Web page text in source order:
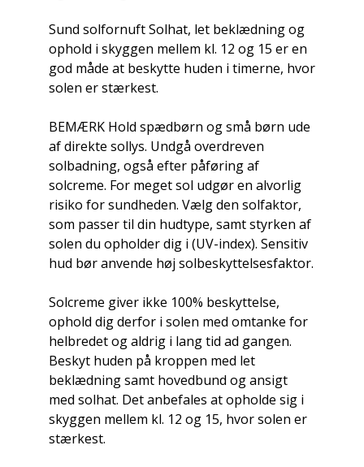
Sund solfornuft Solhat, let beklædning og
ophold i skyggen mellem kl. 12 og 15 er en
god måde at beskytte huden i timerne, hvor
solen er stærkest.
BEMÆRK Hold spædbørn og små børn ude
af direkte sollys. Undgå overdreven
solbadning, også efter påføring af
solcreme. For meget sol udgør en alvorlig
risiko for sundheden. Vælg den solfaktor,
som passer til din hudtype, samt styrken af
solen du opholder dig i (UV-index). Sensitiv
hud bør anvende høj solbeskyttelsesfaktor.
Solcreme giver ikke 100% beskyttelse,
ophold dig derfor i solen med omtanke for
helbredet og aldrig i lang tid ad gangen.
Beskyt huden på kroppen med let
beklædning samt hovedbund og ansigt
med solhat. Det anbefales at opholde sig i
skyggen mellem kl. 12 og 15, hvor solen er
stærkest.